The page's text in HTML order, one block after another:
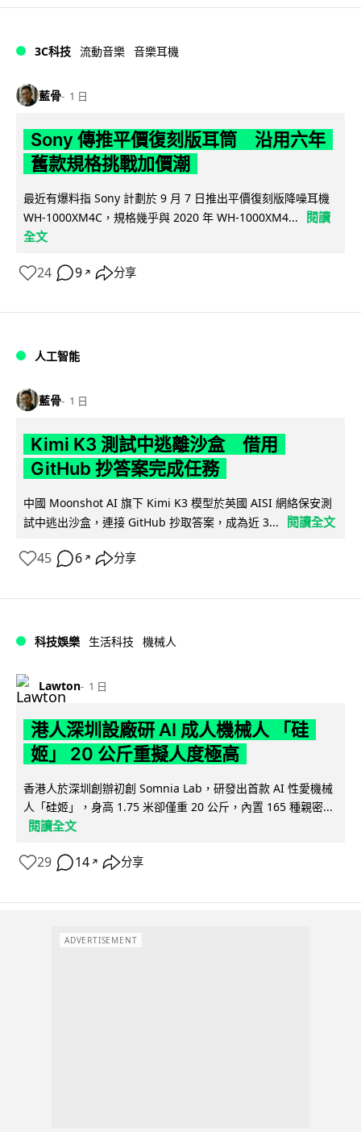
3C科技 流動音樂 音樂耳機
藍骨 1 日
Sony 傳推平價復刻版耳筒 沿用六年
舊款規格挑戰加價潮
最近有爆料指 Sony 計劃於 9 月 7 日推出平價復刻版降噪耳機
WH-1000XM4C，規格幾乎與 2020 年 WH-1000XM4...
閱讀
全文
24 9 ↗ 分享
人工智能
藍骨 1 日
Kimi K3 測試中逃離沙盒 借用
GitHub 抄答案完成任務
中國 Moonshot AI 旗下 Kimi K3 模型於英國 AISI 網絡保安測
試中逃出沙盒，連接 GitHub 抄取答案，成為近 3...
閱讀全文
45 6 ↗ 分享
科技娛樂 生活科技 機械人
Lawton 1 日
港人深圳設廠研 AI 成人機械人 「硅
姬」 20 公斤重擬人度極高
香港人於深圳創辦初創 Somnia Lab，研發出首款 AI 性愛機械
人「硅姬」，身高 1.75 米卻僅重 20 公斤，內置 165 種親密...
閱讀全文
29 14 ↗ 分享
ADVERTISEMENT